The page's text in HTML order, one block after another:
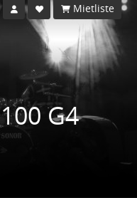
G4
Mietliste